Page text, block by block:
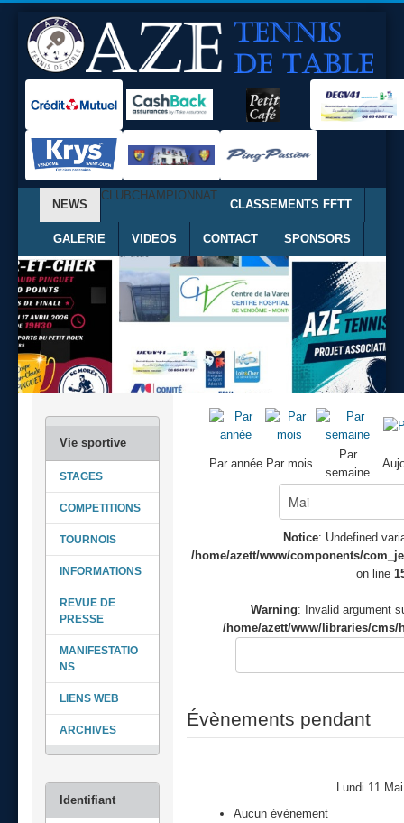
NEWS
CLUBCHAMPIONNAT
CLASSEMENTS FFTT
GALERIE VIDEOS CONTACT SPONSORS
STAGES
COMPETITIONS
TOURNOIS
INFORMATIONS
REVUE DE
PRESSE
MANIFESTATIO
NS
LIENS WEB
ARCHIVES
Par année Par mois
Par
semaine
Notice: Undefined
/home/azett/www/components/
on line
Warning: Invalid argument
/home/azett/www/libraries/cms/
Évènements pendant
Lundi 11
Aucun évènement